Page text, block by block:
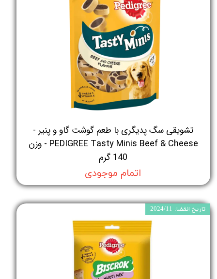
تشویقی سگ پدیگری با طعم گوشت گاو و پنیر -
PEDIGREE Tasty Minis Beef & Cheese - وزن
140 گرم
اتمام موجودی
تاریخ انقضا: 2024/11